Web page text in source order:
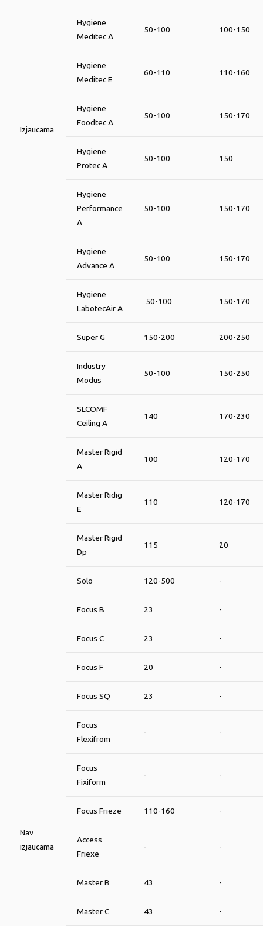
Izjaucama
Hygiene
Meditec A
50-100 100-150
Hygiene
Meditec E
60-110 110-160
Hygiene
Foodtec A
50-100 150-170
Hygiene
Protec A
50-100 150
Hygiene
Performance
A
50-100 150-170
Hygiene
Advance A
50-100 150-170
Hygiene
LabotecAir A
50-100 150-170
Super G 150-200 200-250
Industry
Modus
50-100 150-250
SLCOMF
Ceiling A
140 170-230
Master Rigid
A
100 120-170
Master Ridig
E
110 120-170
Master Rigid
Dp
115 20
Solo 120-500 -
Nav
izjaucama
Focus B 23 -
Focus C 23 -
Focus F 20 -
Focus SQ 23 -
Focus
Flexifrom
- -
Focus
Fixiform
- -
Focus Frieze 110-160 -
Access
Friexe
- -
Master B 43 -
Master C 43 -